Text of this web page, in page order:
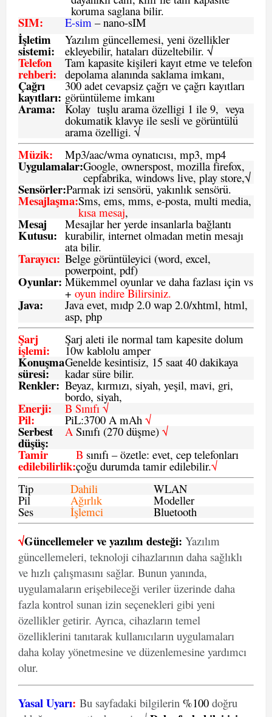
koruma saglana bilir.
SIM: E-sim – nano-sIM
İşletim
sistemi:
Yazılım güncellemesi, yeni özellikler
ekleyebilir, hataları düzeltebilir. √
Telefon
rehberi:
Tam kapasite kişileri kayıt etme ve telefon
depolama alanında saklama imkanı,
Çağrı
kayıtları:
300 adet cevapsiz çağrı ve çağrı kayıtları
görüntüleme imkanı
Arama: Kolay tuşlu arama özelligi 1 ile 9, veya
dokumatik klavye ile sesli ve görüntülü
arama özelligi. √
Müzik: Mp3/aac/wma oynatıcısı, mp3, mp4
Uygulamalar:Google, ownerspost, mozilla firefox,
cepfabrika, windows live, play store,√
Sensörler:Parmak izi sensörü, yakınlık sensörü.
Mesajlaşma:Sms, ems, mms, e-posta, multi media,
kısa mesaj,
Mesaj
Kutusu:
Mesajlar her yerde insanlarla bağlantı
kurabilir, internet olmadan metin mesajı
ata bilir.
Tarayıcı: Belge görüntüleyici (word, excel,
powerpoint, pdf)
Oyunlar: Mükemmel oyunlar ve daha fazlası için vs
+ oyun indire Bilirsiniz.
Java: Java evet, mıdp 2.0 wap 2.0/xhtml, html,
asp, php
Şarj
işlemi:
Şarj aleti ile normal tam kapesite dolum
10w kablolu amper
Konuşma
süresi:
Genelde kesintisiz, 15 saat 40 dakikaya
kadar süre bilir.
Renkler: Beyaz, kırmızı, siyah, yeşil, mavi, gri,
bordo, siyah,
Enerji: B Sınıfı √
Pil: PiL:3700 A mAh √
Serbest
düşüş:
ASınıfı (270 düşme) √
Tamir
edilebilirlik:
B sınıfı – özetle: evet, cep telefonları
çoğu durumda tamir edilebilir.√
Tip
Dahili WLAN
Pil Ağırlık Modeller
Ses İşlemci Bluetooth
√Güncellemeler ve yazılım desteği: Yazılım
güncellemeleri, teknoloji cihazlarının daha sağlıklı
ve hızlı çalışmasını sağlar. Bunun yanında,
uygulamaların erişebileceği veriler üzerinde daha
fazla kontrol sunan izin seçenekleri gibi yeni
özellikler getirir. Ayrıca, cihazların temel
özelliklerini tanıtarak kullanıcıların uygulamaları
daha kolay yönetmesine ve düzenlemesine yardımcı
olur.
Yasal Uyarı: Bu sayfadaki bilgilerin %100 doğru